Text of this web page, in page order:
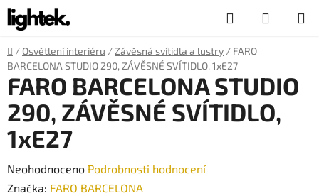
Přejít
na
obsah
Hledat
KOŠÍK
Domů
/ Osvětlení interiéru / Závěsná svítidla a lustry / FARO
BARCELONA STUDIO 290, ZÁVĚSNÉ SVÍTIDLO, 1xE27
FARO BARCELONA STUDIO
290, ZÁVĚSNÉ SVÍTIDLO,
1xE27
Průměrné
hodnocení
Neohodnoceno Podrobnosti hodnocení
Značka: FARO BARCELONA